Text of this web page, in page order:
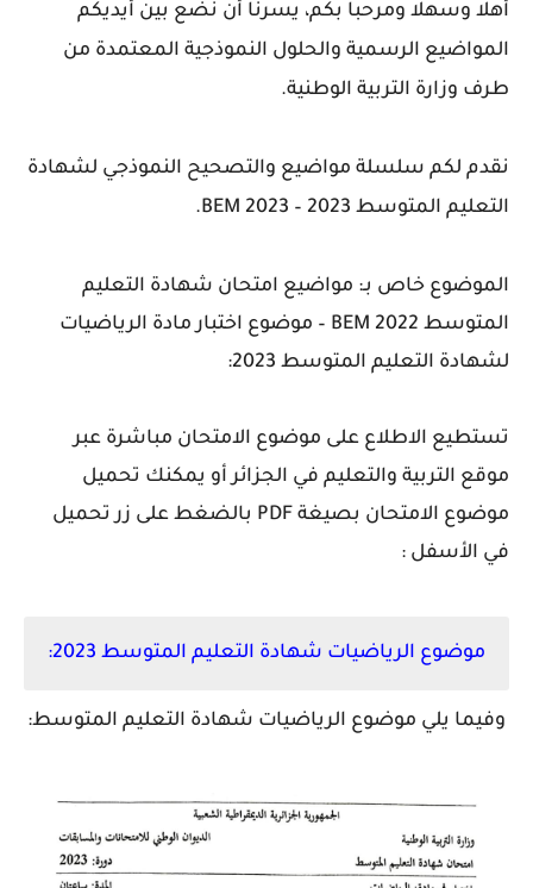
أهلا وسهلا ومرحبا بكم، يسرنا أن نضع بين أيديكم
المواضيع الرسمية والحلول النموذجية المعتمدة من
طرف وزارة التربية الوطنية.
نقدم لكم سلسلة مواضيع والتصحيح النموذجي لشهادة
التعليم المتوسط 2023 – BEM 2023.
الموضوع خاص بـ: مواضيع امتحان شهادة التعليم
المتوسط 2022 BEM – موضوع اختبار مادة الرياضيات
لشهادة التعليم المتوسط 2023:
تستطيع الاطلاع على موضوع الامتحان مباشرة عبر
موقع التربية والتعليم في الجزائر أو يمكنك تحميل
موضوع الامتحان بصيغة PDF بالضغط على زر تحميل
في الأسفل :
موضوع الرياضيات شهادة التعليم المتوسط 2023:
وفيما يلي موضوع الرياضيات شهادة التعليم المتوسط: